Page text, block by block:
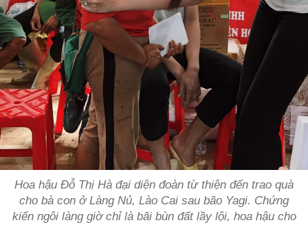
Hoa hậu Đỗ Thị Hà đại diện đoàn từ thiện đến trao quà
cho bà con ở Làng Nủ, Lào Cai sau bão Yagi. Chứng
kiến ngôi làng giờ chỉ là bãi bùn đất lầy lội, hoa hậu cho